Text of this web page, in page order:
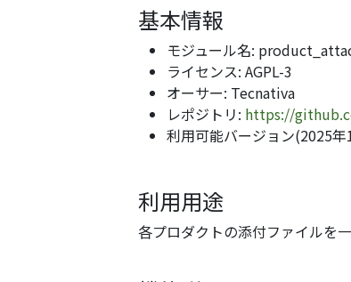
基本情報
モジュール名:
ライセンス: AGPL-3
オーサー: Tecnativa
レポジトリ: https://
利用可能バージョン(2025
利用用途
各プロダクトの添付ファイルを